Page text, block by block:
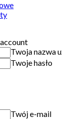
Twoja nazwa
Twoje hasło
Twój e-mail